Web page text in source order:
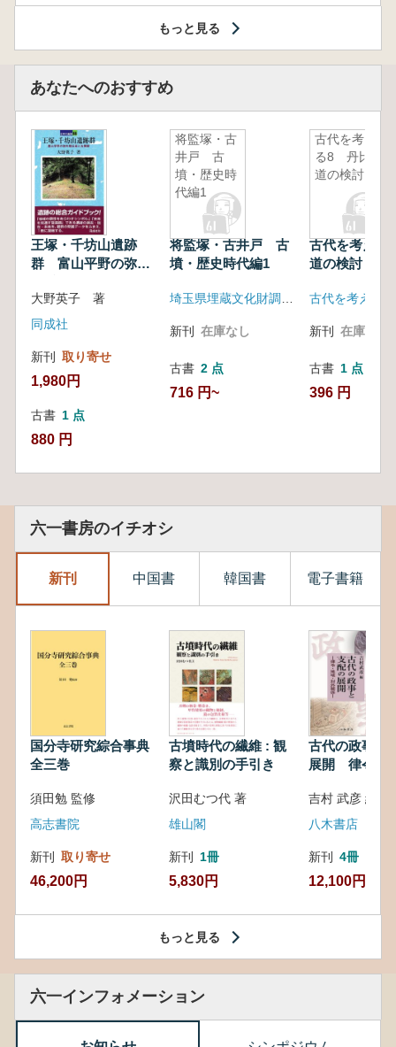
もっと見る
あなたへのおすすめ
王塚・千坊山遺跡
群 富山平野の弥生
大野英子 著
同成社
新刊 取り寄せ
1,980円
古書 1 点
880 円
将監塚・古
井戸 古
墳・歴史時
代編1
将監塚・古井戸 古
墳・歴史時代編1
新刊 在庫なし
古書 2 点
716 円~
古代を考え
る8 丹比
道の検討
古代を考え
道の検討
古代を考える会
新刊 在庫なし
古書 1 点
396 円
六一書房のイチオシ
新刊 中国書 韓国書 電子書籍
国分寺研究綜合事典
全三巻
須田勉 監修
高志書院
新刊 取り寄せ
46,200円
古墳時代の繊維 : 観
察と識別の手引き
沢田むつ代 著
雄山閣
新刊 1冊
5,830円
古代の政事と
展開 律令・
吉村 武彦 編集
八木書店
新刊 4冊
12,100円
もっと見る
六一インフォメーション